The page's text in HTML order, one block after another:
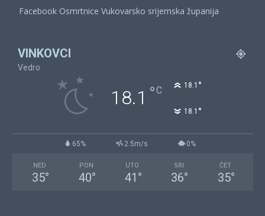
Facebook Osmrtnice Vukovarsko srijemska županija
VINKOVCI
Vedro
18.1 °C 18.1 °
18.1 °
65% 2.5m/s 0%
NED
35°
PON
40°
UTO
41 °
SRI
36°
ČET
35°